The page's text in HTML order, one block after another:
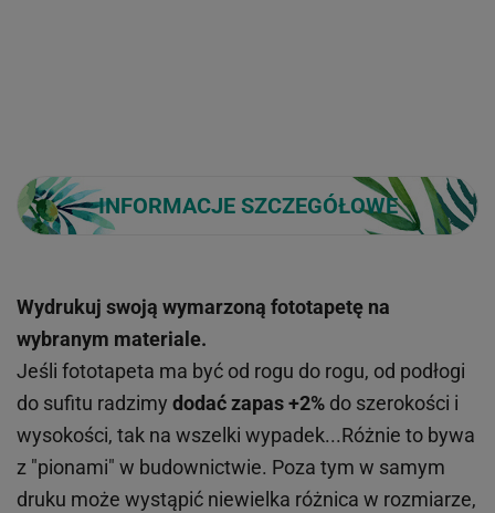
INFORMACJE SZCZEGÓŁOWE
Wydrukuj swoją wymarzoną fototapetę na
wybranym materiale.
Jeśli fototapeta ma być od rogu do rogu, od podłogi
do sufitu radzimy dodać zapas +2% do szerokości i
wysokości, tak na wszelki wypadek...Różnie to bywa
z "pionami" w budownictwie. Poza tym w samym
druku może wystąpić niewielka różnica w rozmiarze,